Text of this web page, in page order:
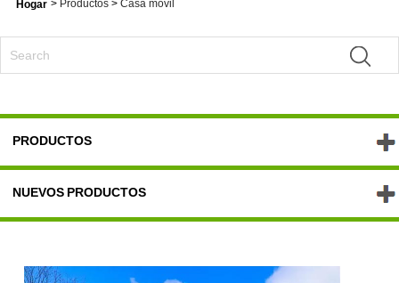
Hogar > Productos > Casa móvil
PRODUCTOS
NUEVOS PRODUCTOS